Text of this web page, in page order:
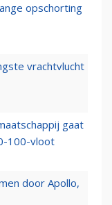
opschorting
vrachtvlucht
gaat
100-vloot
door Apollo,